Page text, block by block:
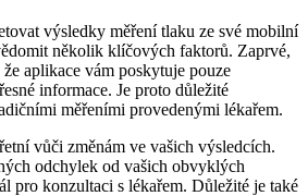
výsledky měření tlaku ze své mobilní
několik klíčových faktorů. Zaprvé,
že aplikace vám poskytuje pouze
informace. Je proto důležité
měřeními provedenými lékařem.
vůči změnám ve vašich výsledcích.
odchylek od vašich obvyklých
pro konzultaci s lékařem. Důležité je také